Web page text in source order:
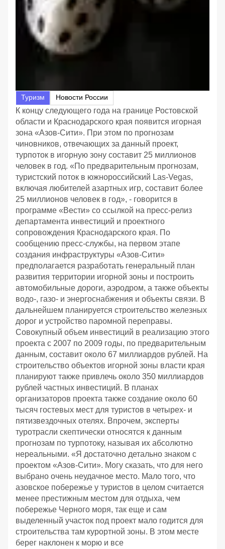
Туризм Новости России
К концу следующего года на границе Ростовской
области и Краснодарского края появится игорная
зона «Азов-Сити». При этом по прогнозам
чиновников, отвечающих за данный проект,
турпоток в игорную зону составит 25 миллионов
человек в год. «По предварительным прогнозам,
туристский поток в южнороссийский Las-Vegas,
включая любителей азартных игр, составит более
25 миллионов человек в год», - говорится в
программе «Вести» со ссылкой на пресс-релиз
департамента инвестиций и проектного
сопровождения Краснодарского края. По
сообщению пресс-службы, на первом этапе
создания инфраструктуры «Азов-Сити»
предполагается разработать генеральный план
развития территории игорной зоны и построить
автомобильные дороги, аэродром, а также объекты
водо-, газо- и энергоснабжения и объекты связи. В
дальнейшем планируется строительство железных
дорог и устройство паромной переправы.
Совокупный объем инвестиций в реализацию этого
проекта с 2007 по 2009 годы, по предварительным
данным, составит около 67 миллиардов рублей. На
строительство объектов игорной зоны власти края
планируют также привлечь около 350 миллиардов
рублей частных инвестиций. В планах
организаторов проекта также создание около 60
тысяч гостевых мест для туристов в четырех- и
пятизвездочных отелях. Впрочем, эксперты
туротрасли скептически относятся к данным
прогнозам по турпотоку, называя их абсолютно
нереальными. «Я достаточно детально знаком с
проектом «Азов-Сити». Могу сказать, что для него
выбрано очень неудачное место. Мало того, что
азовское побережье у туристов в целом считается
менее престижным местом для отдыха, чем
побережье Черного моря, так еще и сам
выделенный участок под проект мало годится для
строительства там курортной зоны. В этом месте
берег наклонен к морю и все